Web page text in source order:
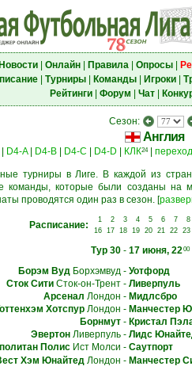
Новости| Онлайн| Правила| Опросы|
| Турниры| Команды| Игроки|
Рейтинги| Форум Чат|
Сезон:
Англия
D4-A| D4-B| D4-C D4-D КЛК24|
турниры в Лиге. В каждой из
команды, которые были созданы на
проводятся один раз в сезон. [
Расписание: 1 2 3 4 5 6 7
8
16
17 18 19 20 21 22 23
Тур 30- 17 июня, 2200
Борэм ВудБорхэмвуд- Уотфорд
Сток СитиСток-он-Трент- Ливерпуль
Арсенал Лондон - Мидлсбро
ХотспурЛондон - Манчестер
Борнмут- Кристал
ЭвертонЛиверпуль- Лидс
ПолисИст Молси - Саутпорт
Хэм ЮнайтедЛондон - Манчестер